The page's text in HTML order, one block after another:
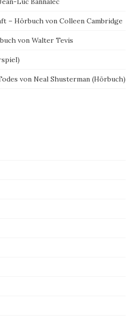
– Hörbuch von Colleen Cambridge
von Walter Tevis
von Neal Shusterman (Hörbuch)